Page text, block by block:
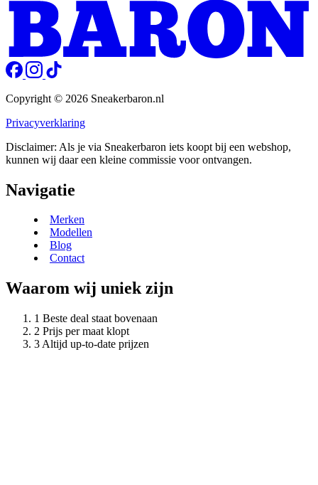
Copyright © 2026 Sneakerbaron.nl
Privacyverklaring
Disclaimer: Als je via Sneakerbaron iets koopt bij een webshop,
kunnen wij daar een kleine commissie voor ontvangen.
Navigatie
Merken
Modellen
Blog
Contact
Waarom wij uniek zijn
Beste deal staat bovenaan
Prijs per maat klopt
Altijd up-to-date prijzen